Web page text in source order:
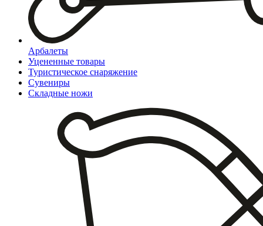
Арбалеты
Уцененные товары
Туристическое снаряжение
Сувениры
Складные ножи